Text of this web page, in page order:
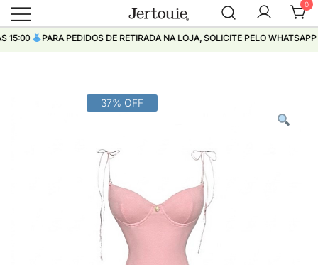
PARA PEDIDOS DE RETIRADA NA LOJA, SOLICITE PELO WHATSAPP
Jertouie
Loja de Roupas Femininas
0
37% OFF